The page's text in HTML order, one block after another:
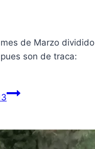
de Marzo
pues son de